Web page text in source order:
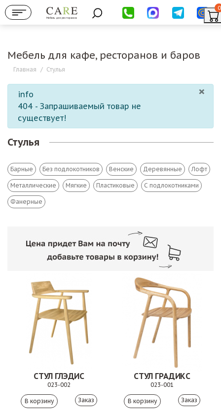
Мебель для ресторанов
0
Мебель для кафе, ресторанов и баров
Главная / Стулья
×
info
404 - Запрашиваемый товар не
существует!
Стулья
Барные Без подлокотников Венские Деревянные Лофт
Металлические Мягкие Пластиковые С подлокотниками
Фанерные
СТУЛ ГЛЭДИС
023-002
Заказ
СТУЛ ГРАДИКС
023-001
Заказ